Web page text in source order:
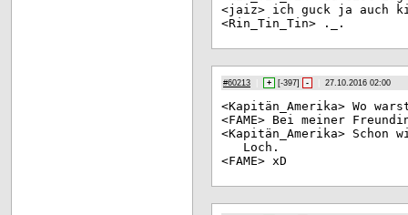
<jaiz> ich guck ja auch
<Rin_Tin_Tin> ._.
#60213 + [-397] - 27.10.2016 02:00
<Kapitän_Amerika> Wo
<FAME> Bei meiner
<Kapitän_Amerika>
Loch.
<FAME> xD